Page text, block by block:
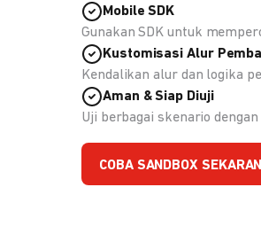
Mobile SDK
Gunakan SDK untuk
Kustomisasi Alur
Kendalikan alur dan logika
Aman & Siap Diuji
Uji berbagai skenario
COBA SANDBOX